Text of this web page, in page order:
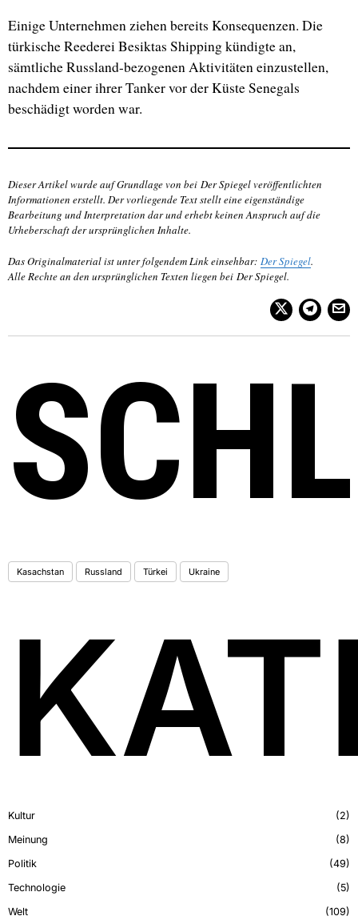
Einige Unternehmen ziehen bereits Konsequenzen. Die
türkische Reederei Besiktas Shipping kündigte an,
sämtliche Russland-bezogenen Aktivitäten einzustellen,
nachdem einer ihrer Tanker vor der Küste Senegals
beschädigt worden war.
Dieser Artikel wurde auf Grundlage von bei Der Spiegel veröffentlichten
Informationen erstellt. Der vorliegende Text stellt eine eigenständige
Bearbeitung und Interpretation dar und erhebt keinen Anspruch auf die
Urheberschaft der ursprünglichen Inhalte.
Das Originalmaterial ist unter folgendem Link einsehbar: Der Spiegel.
Alle Rechte an den ursprünglichen Texten liegen bei Der Spiegel.
Kasachstan Russland Türkei Ukraine
Kultur
2
Meinung
8
Politik
49
Technologie
5
Welt
109